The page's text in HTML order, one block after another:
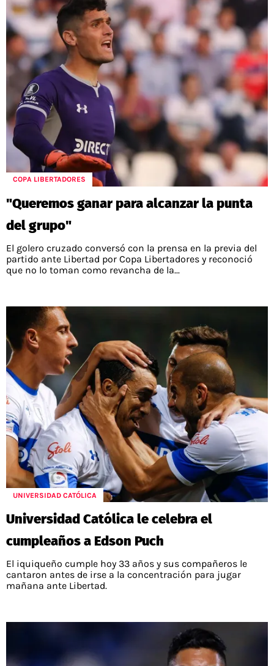
COPA LIBERTADORES
"Queremos ganar para alcanzar la punta
del grupo"
El golero cruzado conversó con la prensa en la previa del
partido ante Libertad por Copa Libertadores y reconoció
que no lo toman como revancha de la...
UNIVERSIDAD CATÓLICA
Universidad Católica le celebra el
cumpleaños a Edson Puch
El iquiqueño cumple hoy 33 años y sus compañeros le
cantaron antes de irse a la concentración para jugar
mañana ante Libertad.